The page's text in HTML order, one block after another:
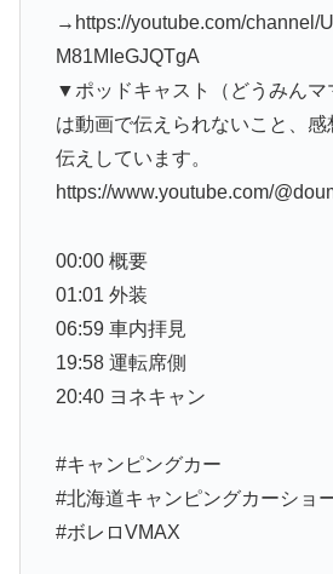
→https://youtube.com/channel/
M81MIeGJQTgA
▼ポッドキャスト（どうみんマ
は動画で伝えられないこと、
伝えしています。
https://www.youtube.com/
00:00 概要
01:01 外装
06:59 車内拝見
19:58 運転席側
20:40 ヨネキャン
#キャンピングカー
#北海道キャンピングカーショ
#ボレロVMAX